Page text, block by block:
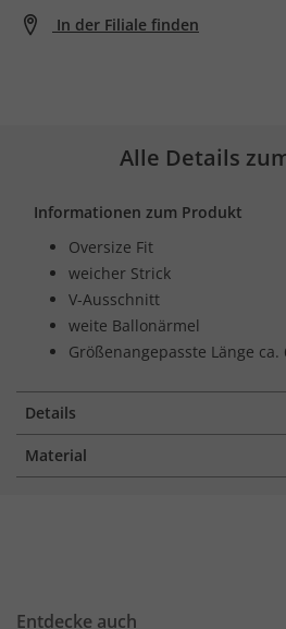
In der Filiale finden
Alle Details
Informationen zum Produkt
Oversize Fit
weicher Strick
V-Ausschnitt
weite Ballonärmel
Größenangepasste Länge ca.
Details
Material
Entdecke auch